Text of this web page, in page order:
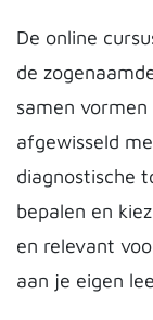
De online
de
samen
afgewisseld
diagnostische
bepalen en
en relevant
aan je eigen